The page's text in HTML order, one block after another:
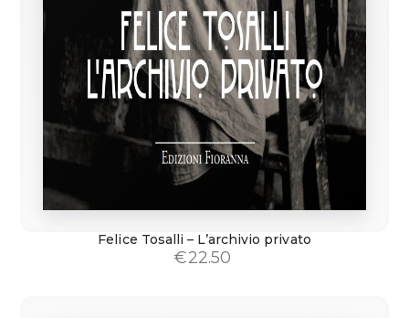
Felice Tosalli – L’archivio privato
€22.50